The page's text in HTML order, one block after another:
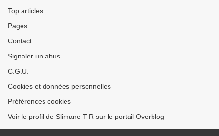
Top articles
Pages
Contact
Signaler un abus
C.G.U.
Cookies et données personnelles
Préférences cookies
Voir le profil de Slimane TIR sur le portail Overblog